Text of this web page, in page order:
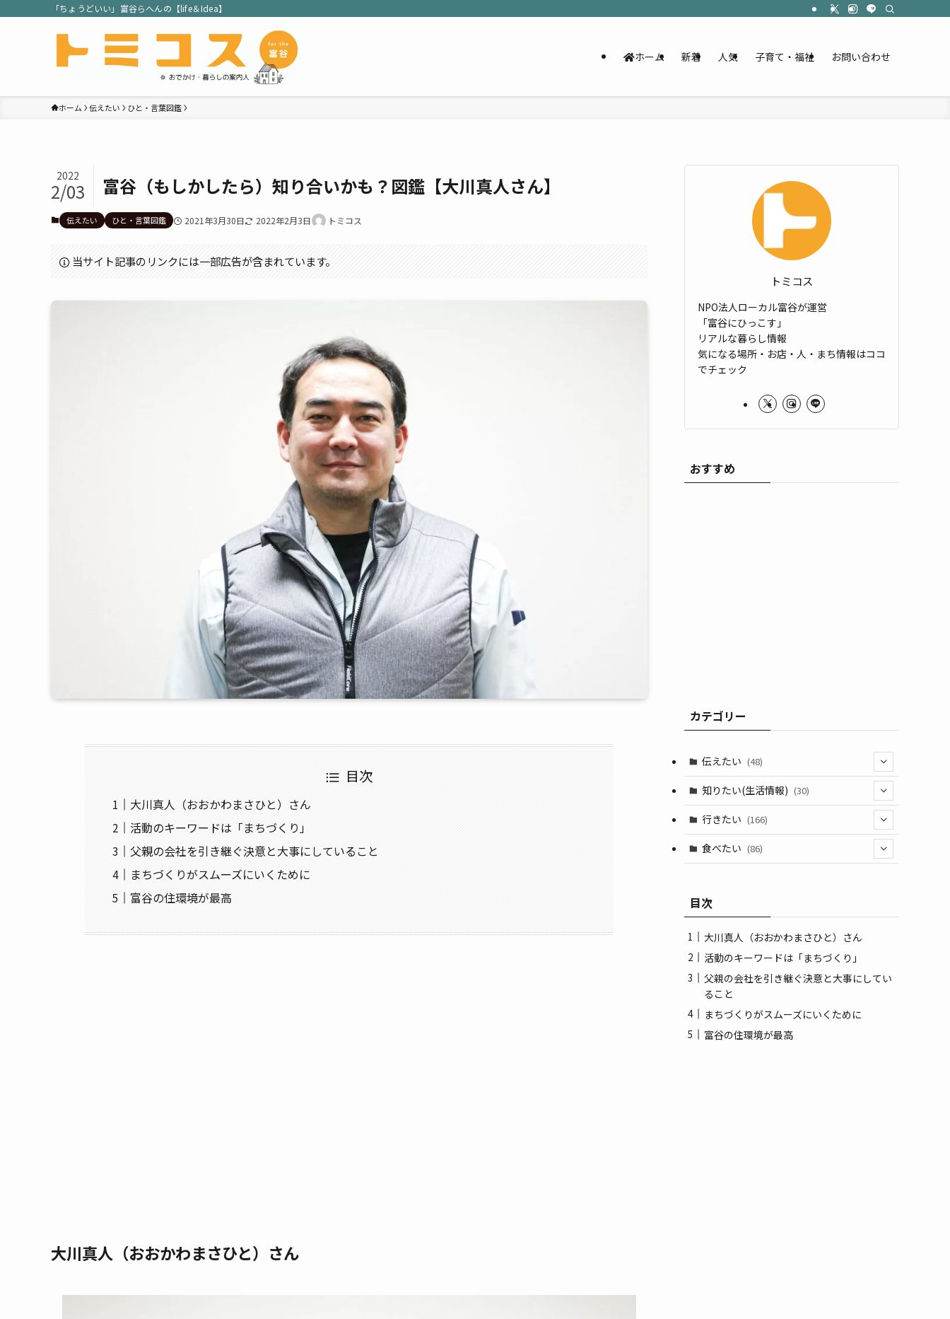
「ちょうどいい」富谷らへんの【life＆Idea】
ホーム 新着 人気 子育て・福祉 お問い合わせ
ホーム 伝えたい ひと・言葉図鑑
富谷（もしかしたら）知り合いかも？図鑑【大川真人さん】
2022
2/03
伝えたい ひと・言葉図鑑 2021年3月30日 2022年2月3日 トミコス
当サイト記事のリンクには一部広告が含まれています。
目次
大川真人（おおかわまさひと）さん
活動のキーワードは「まちづくり」
父親の会社を引き継ぐ決意と大事にしていること
まちづくりがスムーズにいくために
富谷の住環境が最高
大川真人（おおかわまさひと）さん
トミコス
NPO法人ローカル富谷が運営
「富谷にひっこす」
リアルな暮らし情報
気になる場所・お店・人・まち情報はココ
でチェック
おすすめ
カテゴリー
伝えたい (48)
(44)
(1)
知りたい(生活情報) (30)
(10)
(11)
行きたい (166)
(18)
食べたい (86)
(3)
(3)
(1)
目次
大川真人（おおかわまさひと）さん
活動のキーワードは「まちづくり」
父親の会社を引き継ぐ決意と大事にしてい
ること
まちづくりがスムーズにいくために
富谷の住環境が最高